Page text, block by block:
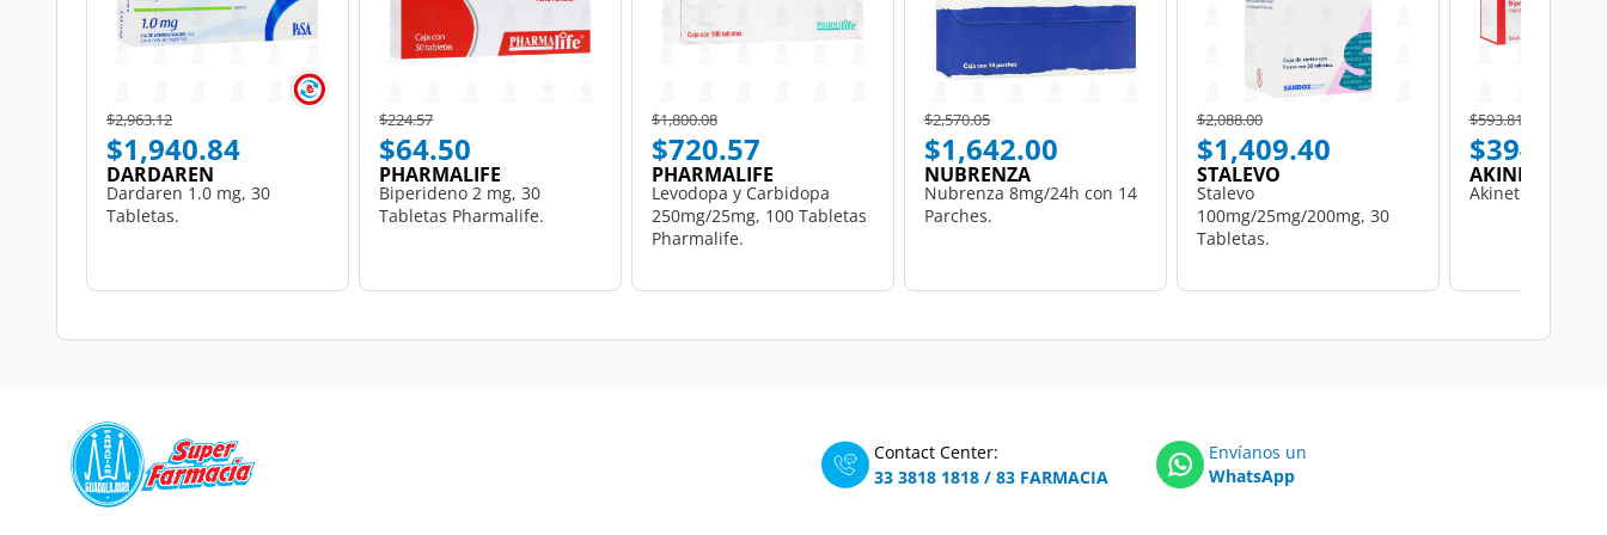
Price reduced from
$2,963.12to
$1,940.84
DARDAREN
Dardaren 1.0 mg, 30
Tabletas.
Price reduced from
$224.57to
$64.50
PHARMALIFE
Biperideno 2 mg, 30
Tabletas Pharmalife.
Price reduced from
$1,800.08to
$720.57
PHARMALIFE
Levodopa y Carbidopa
250mg/25mg, 100 Tabletas
Pharmalife.
Price reduced from
$2,570.05to
$1,642.00
NUBRENZA
Nubrenza 8mg/24h con 14
Parches.
Price reduced from
$2,088.00to
$1,409.40
STALEVO
Stalevo
100mg/25mg/200mg, 30
Tabletas.
Price reduced from
$593.81
$394.88
AKINETON
Akineton 30
Contact Center:
33 3818 1818 / 83 FARMACIA
Envíanos un
WhatsApp